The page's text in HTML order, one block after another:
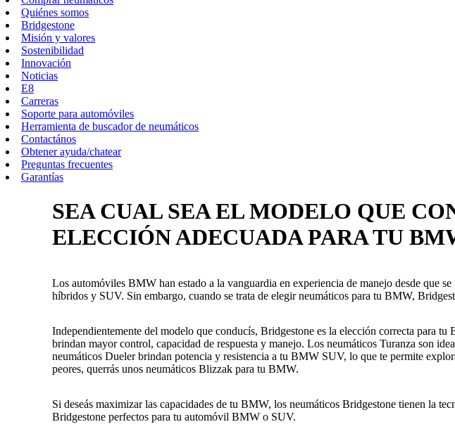
Quiénes somos
Bridgestone
Misión y valores
Sostenibilidad
Innovación
Noticias
E8
Carreras
Soporte para automóviles
Herramienta de buscador de neumáticos
Contactános
Obtener ayuda/chatear
Preguntas frecuentes
Garantías
SEA CUAL SEA EL MODELO QUE
ELECCIÓN ADECUADA PARA TU
Los automóviles BMW han estado a la vanguardia en experiencia de manejo desde que
híbridos y SUV. Sin embargo, cuando se trata de elegir neumáticos para tu BMW,
Independientemente del modelo que conducís, Bridgestone es la elección correcta para
brindan mayor control, capacidad de respuesta y manejo. Los neumáticos Turanza son
neumáticos Dueler brindan potencia y resistencia a tu BMW SUV, lo que te permite
peores, querrás unos neumáticos Blizzak para tu BMW.
Si deseás maximizar las capacidades de tu BMW, los neumáticos Bridgestone tienen la
Bridgestone perfectos para tu automóvil BMW o SUV.